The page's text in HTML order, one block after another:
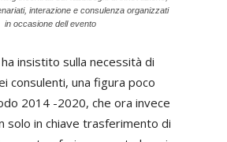
interazione e consulenza organizzati
in occasione dell evento
insistito sulla necessità di
consulenti, una figura poco
2014 -2020, che ora invece
solo in chiave trasferimento di